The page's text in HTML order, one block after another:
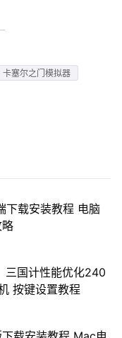
卡塞尔之门模拟器
下载安装教程 电脑
三国计性能优化240
按键设置教程